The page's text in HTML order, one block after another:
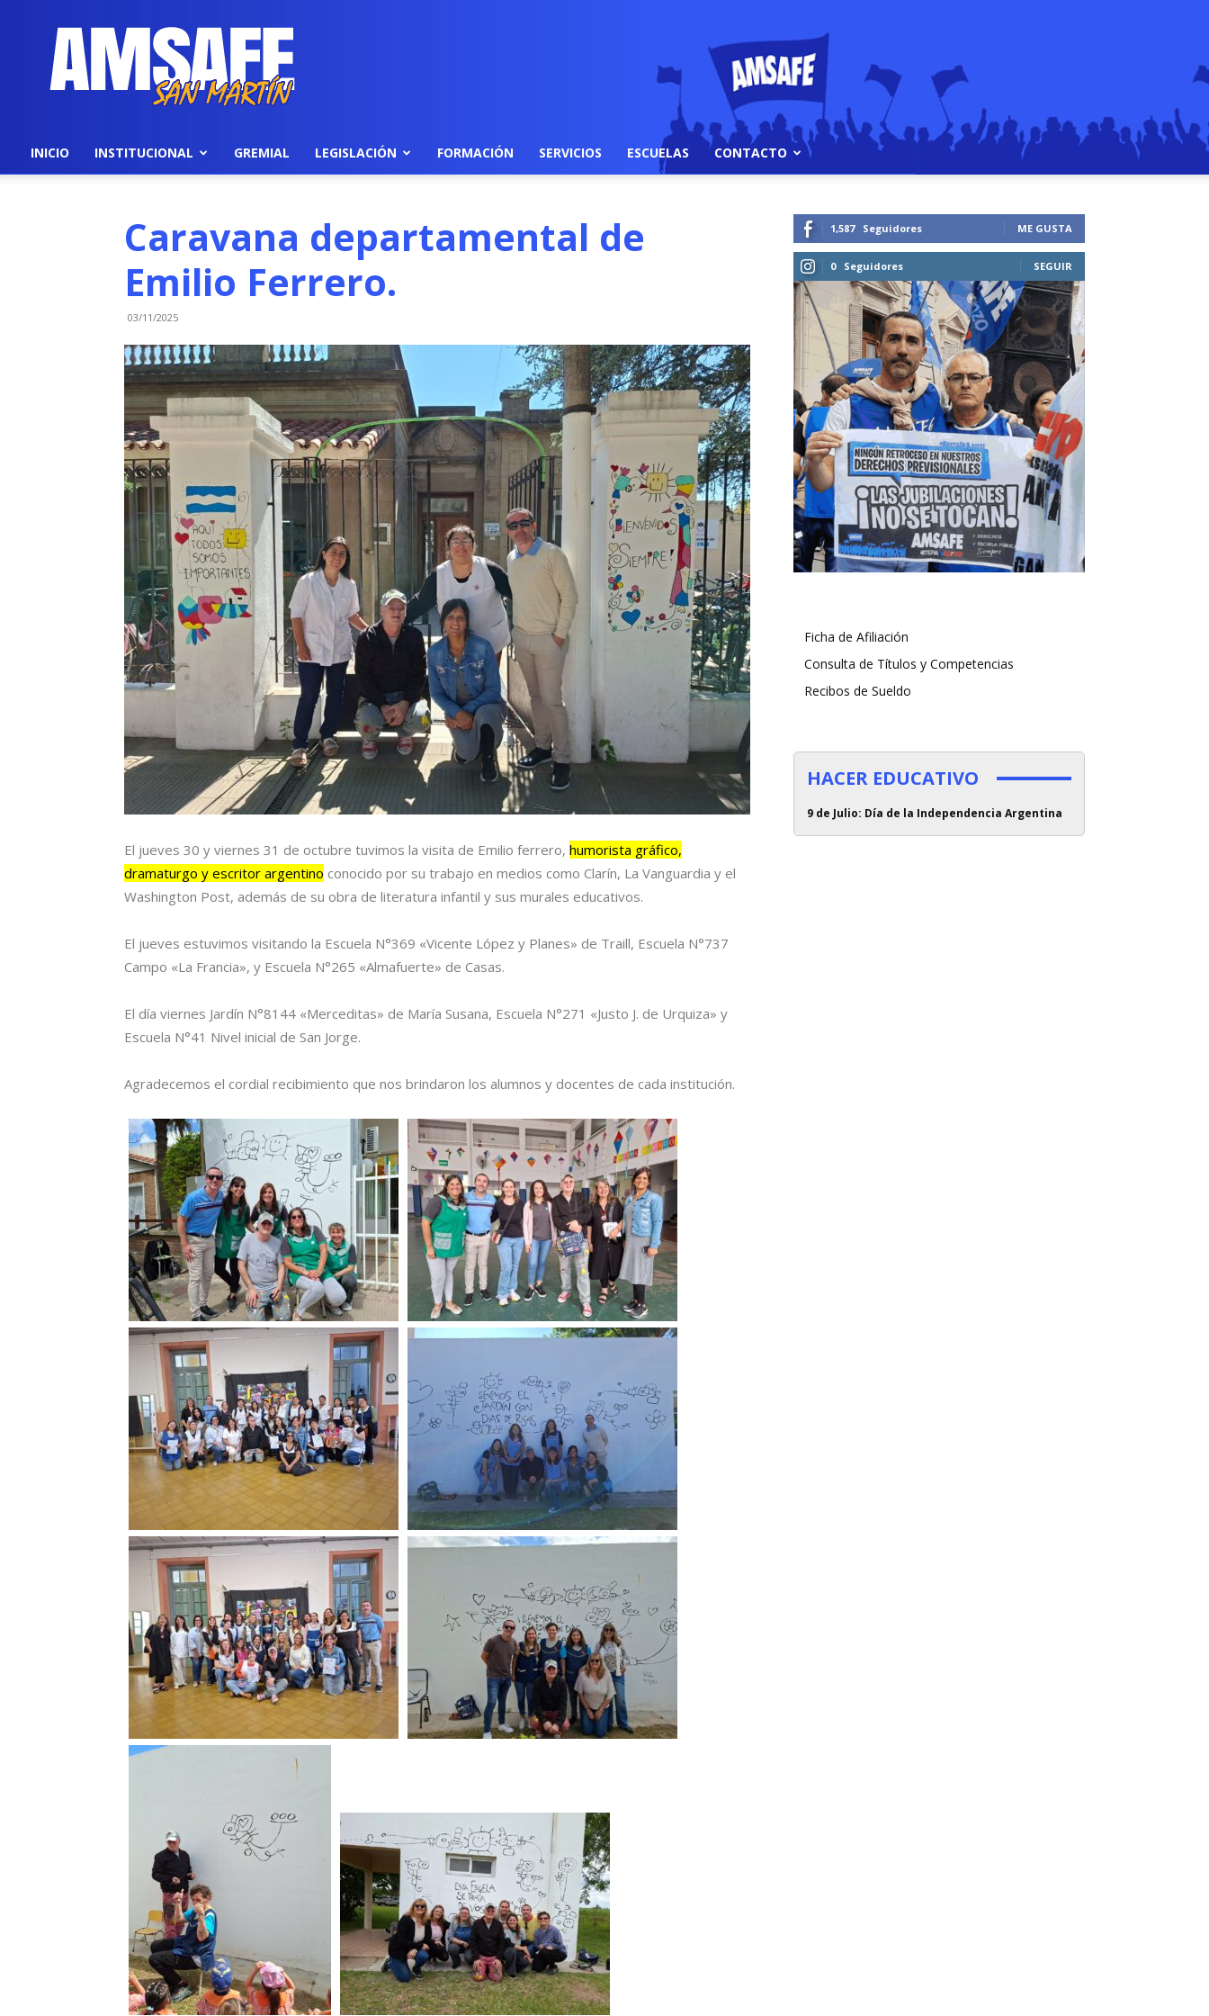
AMSAFE
INICIO INSTITUCIONAL GREMIAL LEGISLACIÓN FORMACIÓN SERVICIOS ESCUELAS CONTACTO
Caravana departamental de
Emilio Ferrero.
03/11/2025
El jueves 30 y viernes 31 de octubre tuvimos la visita de Emilio ferrero, humorista gráfico,
dramaturgo y escritor argentino conocido por su trabajo en medios como Clarín, La Vanguardia y el
Washington Post, además de su obra de literatura infantil y sus murales educativos.
El jueves estuvimos visitando la Escuela N°369 «Vicente López y Planes» de Traill, Escuela N°737
Campo «La Francia», y Escuela N°265 «Almafuerte» de Casas.
El día viernes Jardín N°8144 «Merceditas» de María Susana, Escuela N°271 «Justo J. de Urquiza» y
Escuela N°41 Nivel inicial de San Jorge.
Agradecemos el cordial recibimiento que nos brindaron los alumnos y docentes de cada institución.
1,587 Seguidores ME GUSTA
0 Seguidores SEGUIR
Ficha de Afiliación
Consulta de Títulos y Competencias
Recibos de Sueldo
HACER EDUCATIVO
9 de Julio: Día de la Independencia Argentina